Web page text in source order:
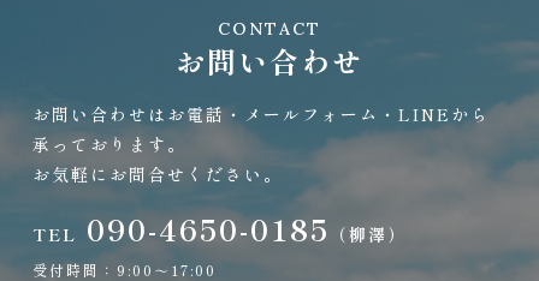
CONTACT
お問い合わせ
お問い合わせはお電話・メールフォーム・LINEから
承っております。
お気軽にお問合せください。
TEL 090-4650-0185 （柳澤）
受付時間： 9:00～17:00